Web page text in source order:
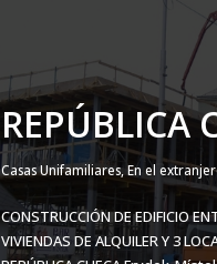
REPÚBLICA
Casas Unifamiliares, En el
CONSTRUCCIÓN DE EDIFICIO
VIVIENDAS DE ALQUILER Y 3